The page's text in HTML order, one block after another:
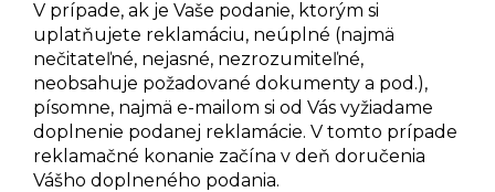
V prípade, ak je Vaše podanie, ktorým si
uplatňujete reklamáciu, neúplné (najmä
nečitateľné, nejasné, nezrozumiteľné,
neobsahuje požadované dokumenty a pod.),
písomne, najmä e-mailom si od Vás vyžiadame
doplnenie podanej reklamácie. V tomto prípade
reklamačné konanie začína v deň doručenia
Vášho doplneného podania.